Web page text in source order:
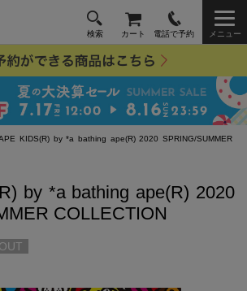
検索 カート 電話で予約 メニュー
KIDS(R) by *a bathing ape(R) 2020 SPRING/SUMMER
by *a bathing ape(R) 2020
COLLECTION